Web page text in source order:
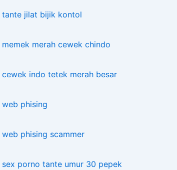
tante jilat bijik kontol
memek merah cewek chindo
cewek indo tetek merah besar
web phising
web phising scammer
sex porno tante umur 30 pepek